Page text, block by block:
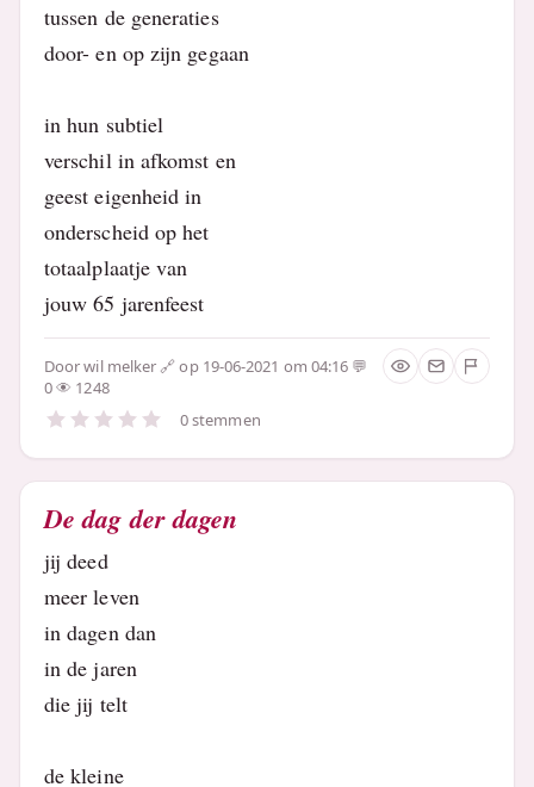
tussen de generaties
door- en op zijn gegaan
in hun subtiel
verschil in afkomst en
geest eigenheid in
onderscheid op het
totaalplaatje van
jouw 65 jarenfeest
Doorwil melker
op 19-06-2021 om 04:16
0
1248
0 stemmen
De dag der dagen
jij deed
meer leven
in dagen dan
in de jaren
die jij telt
de kleine